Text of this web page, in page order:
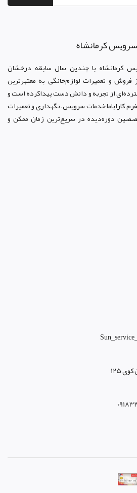
کرمانشاه
کرمانشاه با چندین سال سابقه درخشان
و تعمیرات لوازم‌خانگی به معتبرترین
از تجربه و دانش دست پیداکرده است و
کاراباما خدمات سرویس، نگهداری و تعمیرات
دوره‌دیده در سریع‌ترین زمان ممکن و
125